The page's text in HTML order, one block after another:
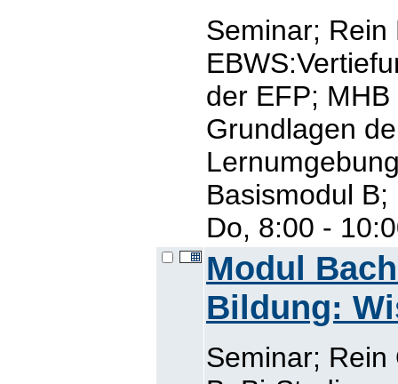
Seminar; Rein
der EFP;
Grundlagen
Basismodul
Do, 8:00 -
Modul
Bildung:
Seminar; Rein